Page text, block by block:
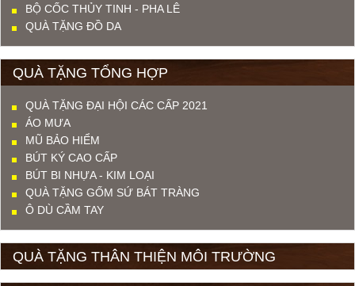
BỘ CỐC THỦY TINH - PHA LÊ
QUÀ TẶNG ĐỒ DA
QUÀ TẶNG TỔNG HỢP
QUÀ TẶNG ĐẠI HỘI CÁC CẤP 2021
ÁO MƯA
MŨ BẢO HIỂM
BÚT KÝ CAO CẤP
BÚT BI NHỰA - KIM LOẠI
QUÀ TẶNG GỐM SỨ BÁT TRÀNG
Ô DÙ CẦM TAY
QUÀ TẶNG THÂN THIỆN MÔI TRƯỜNG